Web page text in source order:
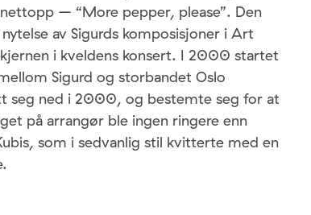
– “More pepper, please”. Den
av Sigurds komposisjoner i Art
i kveldens konsert. I 2000 startet
Sigurd og storbandet Oslo
seg ned i 2000, og bestemte seg for at
på arrangør ble ingen ringere enn
som i sedvanlig stil kvitterte med en